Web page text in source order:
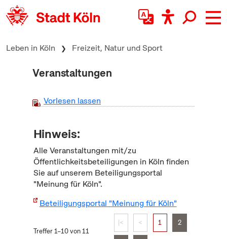
zum Inhalt springen
Leben in Köln Freizeit, Natur und Sport
Veranstaltungen
Vorlesen lassen
Hinweis:
Alle Veranstaltungen mit/zu
Öffentlichkeitsbeteiligungen in Köln finden
Sie auf unserem Beteiligungsportal
"Meinung für Köln".
Beteiligungsportal "Meinung für Köln"
Treffer 1–10 von 11
|< < 1 2